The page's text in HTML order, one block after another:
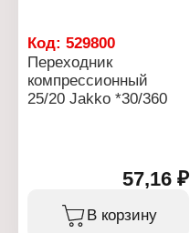
Резьба присоединения:
НР - НР
Код: 529800
Переходник
компрессионный
25/20 Jakko *30/360
57,16 ₽
В корзину